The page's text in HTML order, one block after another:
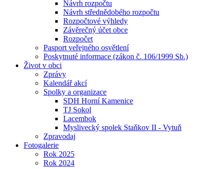
Návrh rozpočtu
Návrh střednědobého rozpočtu
Rozpočtové výhledy
Závěrečný účet obce
Rozpočet
Pasport veřejného osvětlení
Poskytnuté informace (zákon č. 106/1999 Sb.)
Život v obci
Zprávy
Kalendář akcí
Spolky a organizace
SDH Horní Kamenice
TJ Sokol
Lacembok
Myslivecký spolek Staňkov II - Vytuň
Zpravodaj
Fotogalerie
Rok 2025
Rok 2024